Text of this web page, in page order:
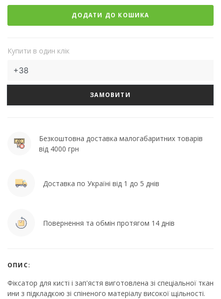
ДОДАТИ ДО КОШИКА
Купити в один клік
ЗАМОВИТИ
Безкоштовна доставка малогабаритних товарів
від 4000 грн
Доставка по Україні від 1 до 5 днів
Повернення та обмін протягом 14 днів
ОПИС:
Фіксатор для кисті і зап'ястя виготовлена зі спеціальної ткан
ини з підкладкою зі спіненого матеріалу високої щільності.